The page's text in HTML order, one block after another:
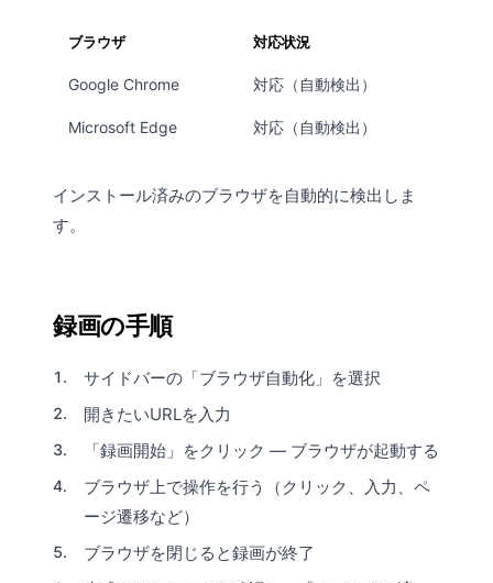
ブラウザ 対応状況
Google Chrome 対応（自動検出）
Microsoft Edge 対応（自動検出）
インストール済みのブラウザを自動的に検出しま
す。
録画の手順
サイドバーの「ブラウザ自動化」を選択
開きたいURLを入力
「録画開始」をクリック — ブラウザが起動する
ブラウザ上で操作を行う（クリック、入力、ペ
ージ遷移など）
ブラウザを閉じると録画が終了